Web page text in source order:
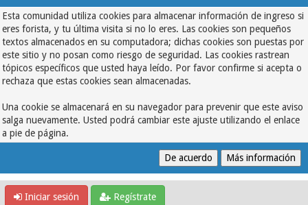
Esta comunidad utiliza cookies para almacenar información de ingreso si
eres forista, y tu última visita si no lo eres. Las cookies son pequeños
textos almacenados en su computadora; dichas cookies son puestas por
este sitio y no posan como riesgo de seguridad. Las cookies rastrean
tópicos específicos que usted haya leído. Por favor confirme si acepta o
rechaza que estas cookies sean almacenadas.
Una cookie se almacenará en su navegador para prevenir que este aviso
salga nuevamente. Usted podrá cambiar este ajuste utilizando el enlace
a pie de página.
Iniciar sesión Regístrate